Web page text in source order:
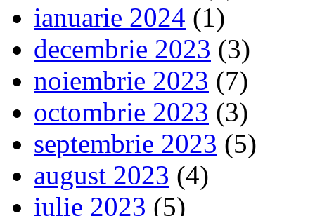
ianuarie 2024 (1)
decembrie 2023 (3)
noiembrie 2023 (7)
octombrie 2023 (3)
septembrie 2023 (5)
august 2023 (4)
iulie 2023 (5)